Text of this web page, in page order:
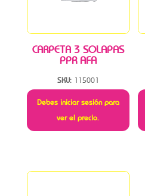
CARPETA 3 SOLAPAS
PPR AFA
SKU: 115001
Debes iniciar sesión para
ver el precio.